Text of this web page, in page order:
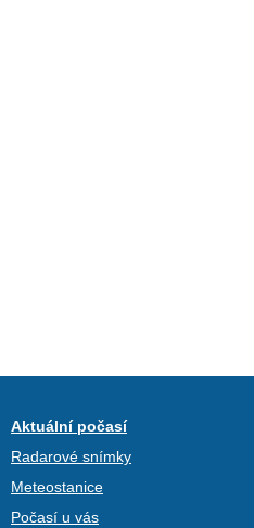
Aktuální počasí
Radarové snímky
Meteostanice
Počasí u vás